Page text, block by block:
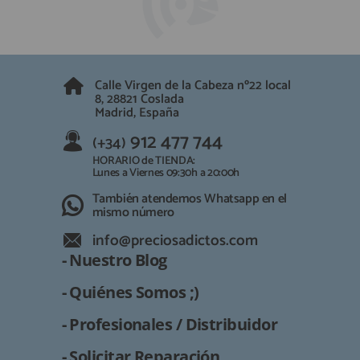
(+34) 912 477 744
HORARIO de TIENDA:
Lunes a Viernes 09:30h a 20:00h
También atendemos Whatsapp
info@preciosadictos.com
Calle Virgen de la Cabeza nº22 local
8, 28821 Coslada
Madrid, España
(+34) 912 477 744
HORARIO de TIENDA:
Lunes a Viernes 09:30h a 20:00h
También atendemos Whatsapp en el
mismo número
info@preciosadictos.com
- Nuestro Blog
- Quiénes Somos ;)
- Profesionales / Distribuidor